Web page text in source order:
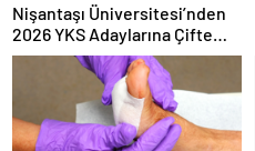
Nişantaşı Üniversitesi’nden
2026 YKS Adaylarına Çifte
Güvence: Sabit Ücret ve
Kesintisiz Burs